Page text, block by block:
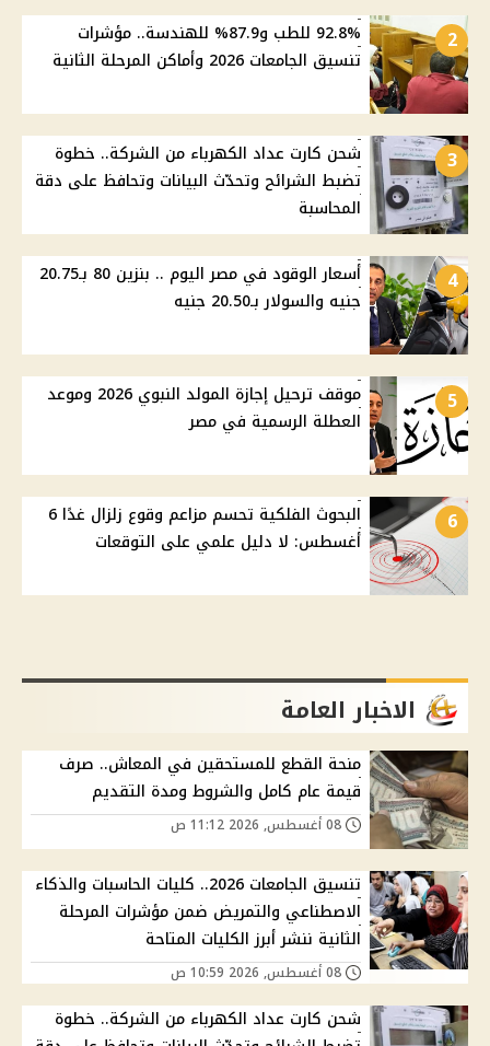
2
92.8% للطب و87.9% للهندسة.. مؤشرات
تنسيق الجامعات 2026 وأماكن المرحلة الثانية
3
شحن كارت عداد الكهرباء من الشركة.. خطوة
تضبط الشرائح وتحدّث البيانات وتحافظ على دقة
المحاسبة
4
أسعار الوقود في مصر اليوم .. بنزين 80 بـ20.75
جنيه والسولار بـ20.50 جنيه
5
موقف ترحيل إجازة المولد النبوي 2026 وموعد
العطلة الرسمية في مصر
6
البحوث الفلكية تحسم مزاعم وقوع زلزال غدًا 6
أغسطس: لا دليل علمي على التوقعات
الاخبار العامة
منحة القطع للمستحقين في المعاش.. صرف
قيمة عام كامل والشروط ومدة التقديم
تنسيق الجامعات 2026.. كليات الحاسبات والذكاء
الاصطناعي والتمريض ضمن مؤشرات المرحلة
الثانية ننشر أبرز الكليات المتاحة
شحن كارت عداد الكهرباء من الشركة.. خطوة